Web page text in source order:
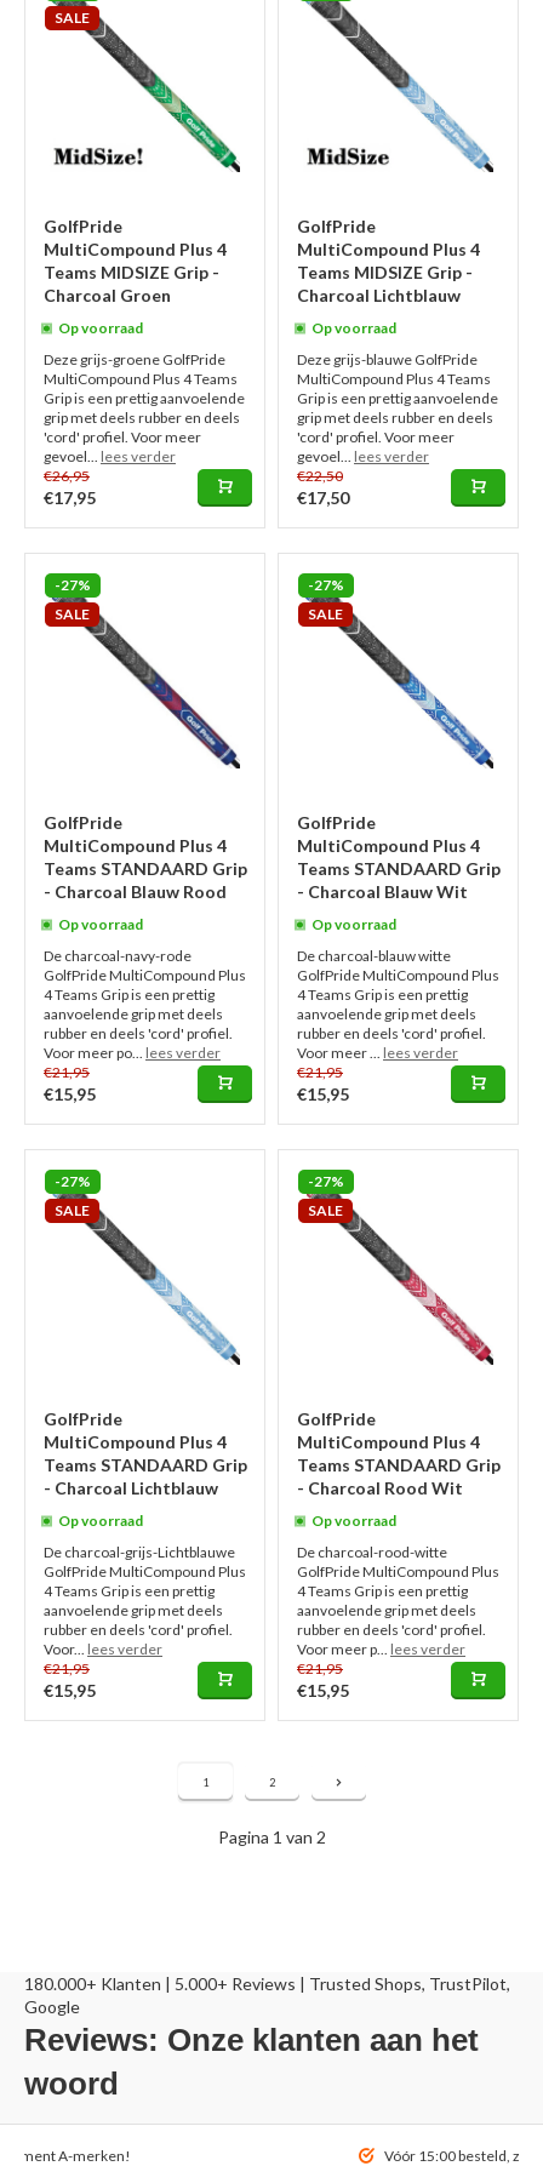
SALE
GolfPride
MultiCompound Plus 4
Teams MIDSIZE Grip -
Charcoal Groen
Op voorraad
Deze grijs-groene GolfPride
MultiCompound Plus 4 Teams
Grip is een prettig aanvoelende
grip met deels rubber en deels
'cord' profiel. Voor meer
gevoel... lees verder
€26,95
€17,95
GolfPride
MultiCompound Plus 4
Teams MIDSIZE Grip -
Charcoal Lichtblauw
Op voorraad
Deze grijs-blauwe GolfPride
MultiCompound Plus 4 Teams
Grip is een prettig aanvoelende
grip met deels rubber en deels
'cord' profiel. Voor meer
gevoel... lees verder
€22,50
€17,50
-27%
SALE
GolfPride
MultiCompound Plus 4
Teams STANDAARD Grip
- Charcoal Blauw Rood
Op voorraad
De charcoal-navy-rode
GolfPride MultiCompound Plus
4 Teams Grip is een prettig
aanvoelende grip met deels
rubber en deels 'cord' profiel.
Voor meer po... lees verder
€21,95
€15,95
-27%
SALE
GolfPride
MultiCompound Plus 4
Teams STANDAARD Grip
- Charcoal Blauw Wit
Op voorraad
De charcoal-blauw witte
GolfPride MultiCompound Plus
4 Teams Grip is een prettig
aanvoelende grip met deels
rubber en deels 'cord' profiel.
Voor meer ... lees verder
€21,95
€15,95
-27%
SALE
GolfPride
MultiCompound Plus 4
Teams STANDAARD Grip
- Charcoal Lichtblauw
Op voorraad
De charcoal-grijs-Lichtblauwe
GolfPride MultiCompound Plus
4 Teams Grip is een prettig
aanvoelende grip met deels
rubber en deels 'cord' profiel.
Voor... lees verder
€21,95
€15,95
-27%
SALE
GolfPride
MultiCompound Plus 4
Teams STANDAARD Grip
- Charcoal Rood Wit
Op voorraad
De charcoal-rood-witte
GolfPride MultiCompound Plus
4 Teams Grip is een prettig
aanvoelende grip met deels
rubber en deels 'cord' profiel.
Voor meer p... lees verder
€21,95
€15,95
Pagina 1 van 2
1 2
180.000+ Klanten | 5.000+ Reviews | Trusted Shops, TrustPilot,
Google
Reviews: Onze klanten aan het
woord
A-merken! Vóór 15:00 besteld,